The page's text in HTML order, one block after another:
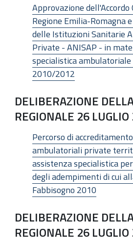
Approvazione dell'Accordo
Regione Emilia-Romagna
delle Istituzioni Sanitarie
Private - ANISAP - in
specialistica
2010/2012
DELIBERAZIONE
REGIONALE 26
Percorso di
ambulatoriali private
assistenza specialistica
degli adempimenti di cui
Fabbisogno 2010
DELIBERAZIONE
REGIONALE 26